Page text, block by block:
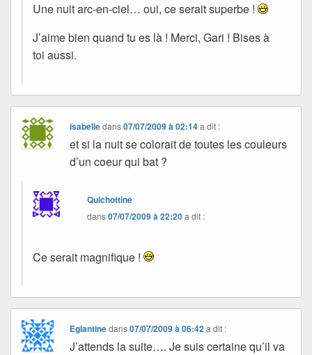
Une nuit arc-en-ciel… oui, ce serait superbe !
J’aime bien quand tu es là ! Merci, Gari ! Bises à
toi aussi.
isabelledans07/07/2009 à 02:14 a dit :
et si la nuit se colorait de toutes les couleurs
d’un coeur qui bat ?
Quichottine
dans07/07/2009 à 22:20a dit :
Ce serait magnifique !
Eglantinedans07/07/2009 à 06:42 a dit :
J’attends la suite…. Je suis certaine qu’il va